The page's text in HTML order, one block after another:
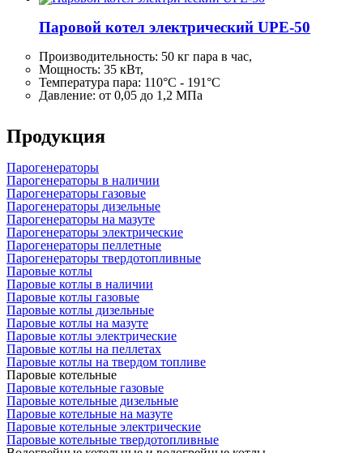
Паровой котел электрический UPE-50
Производительность: 50 кг пара в час,
Мощность: 35 кВт,
Температура пара: 110°C - 191°C
Давление: от 0,05 до 1,2 МПа
Продукция
Парогенераторы
Парогенераторы в наличии
Парогенераторы газовые
Парогенераторы дизельные
Парогенераторы на мазуте
Парогенераторы электрические
Парогенераторы пеллетные
Парогенераторы твердотопливные
Паровые котлы
Паровые котлы в наличии
Паровые котлы газовые
Паровые котлы дизельные
Паровые котлы на мазуте
Паровые котлы электрические
Паровые котлы на пеллетах
Паровые котлы на твердом топливе
Паровые котельные
Паровые котельные газовые
Паровые котельные дизельные
Паровые котельные на мазуте
Паровые котельные электрические
Паровые котельные твердотопливные